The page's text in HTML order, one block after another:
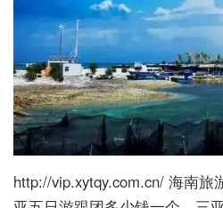
http://vip.xytqy.com.cn/ 海南旅